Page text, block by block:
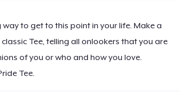
way to get to this point in your life. Make a
Tee, telling all onlookers that you are
of you or who and how you love.
Tee.